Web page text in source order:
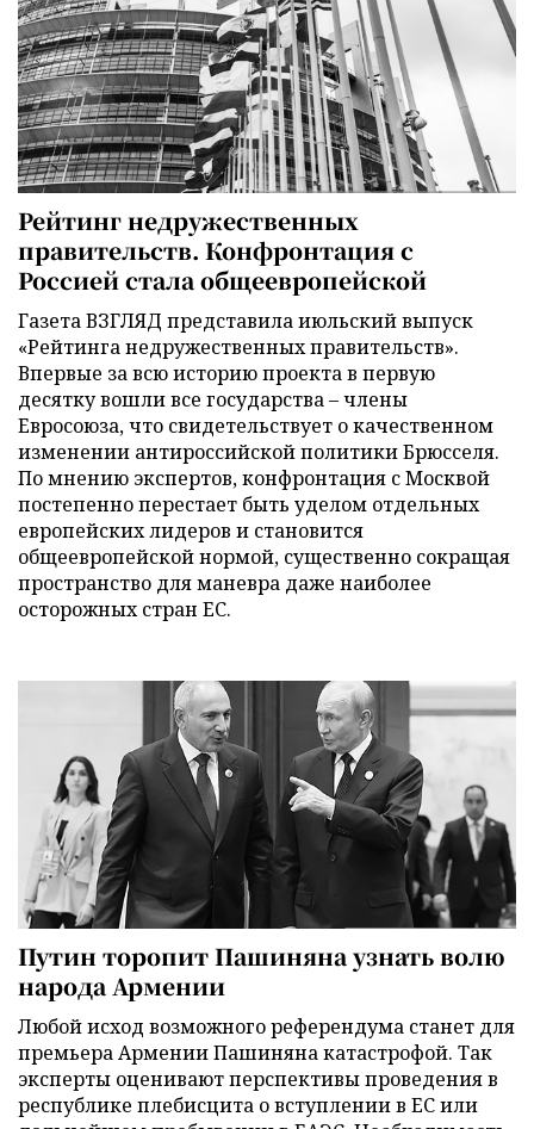
Рейтинг недружественных
правительств. Конфронтация с
Россией стала общеевропейской
Газета ВЗГЛЯД представила июльский выпуск
«Рейтинга недружественных правительств».
Впервые за всю историю проекта в первую
десятку вошли все государства – члены
Евросоюза, что свидетельствует о качественном
изменении антироссийской политики Брюсселя.
По мнению экспертов, конфронтация с Москвой
постепенно перестает быть уделом отдельных
европейских лидеров и становится
общеевропейской нормой, существенно сокращая
пространство для маневра даже наиболее
осторожных стран ЕС.
Путин торопит Пашиняна узнать волю
народа Армении
Любой исход возможного референдума станет для
премьера Армении Пашиняна катастрофой. Так
эксперты оценивают перспективы проведения в
республике плебисцита о вступлении в ЕС или